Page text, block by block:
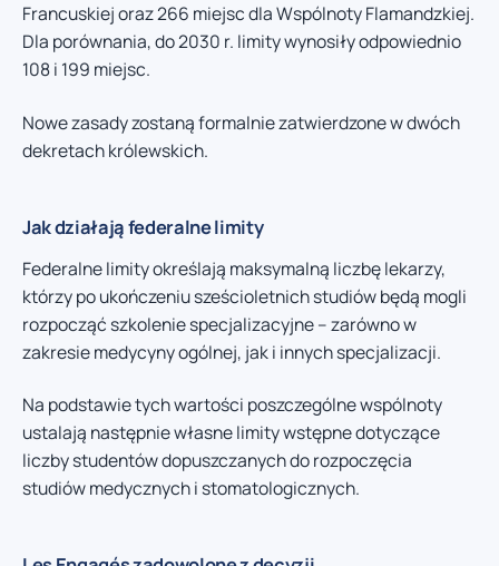
Francuskiej oraz 266 miejsc dla Wspólnoty Flamandzkiej.
Dla porównania, do 2030 r. limity wynosiły odpowiednio
108 i 199 miejsc.
Nowe zasady zostaną formalnie zatwierdzone w dwóch
dekretach królewskich.
Jak działają federalne limity
Federalne limity określają maksymalną liczbę lekarzy,
którzy po ukończeniu sześcioletnich studiów będą mogli
rozpocząć szkolenie specjalizacyjne – zarówno w
zakresie medycyny ogólnej, jak i innych specjalizacji.
Na podstawie tych wartości poszczególne wspólnoty
ustalają następnie własne limity wstępne dotyczące
liczby studentów dopuszczanych do rozpoczęcia
studiów medycznych i stomatologicznych.